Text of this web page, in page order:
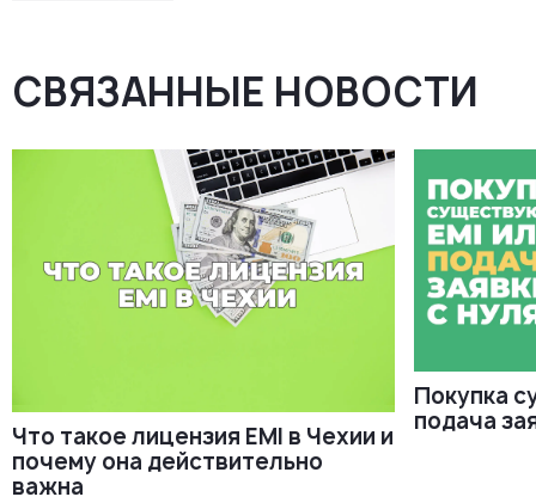
СВЯЗАННЫЕ НОВОСТИ
Что такое лицензия EMI в Чехии и
почему она действительно
важна
Покупка
подача